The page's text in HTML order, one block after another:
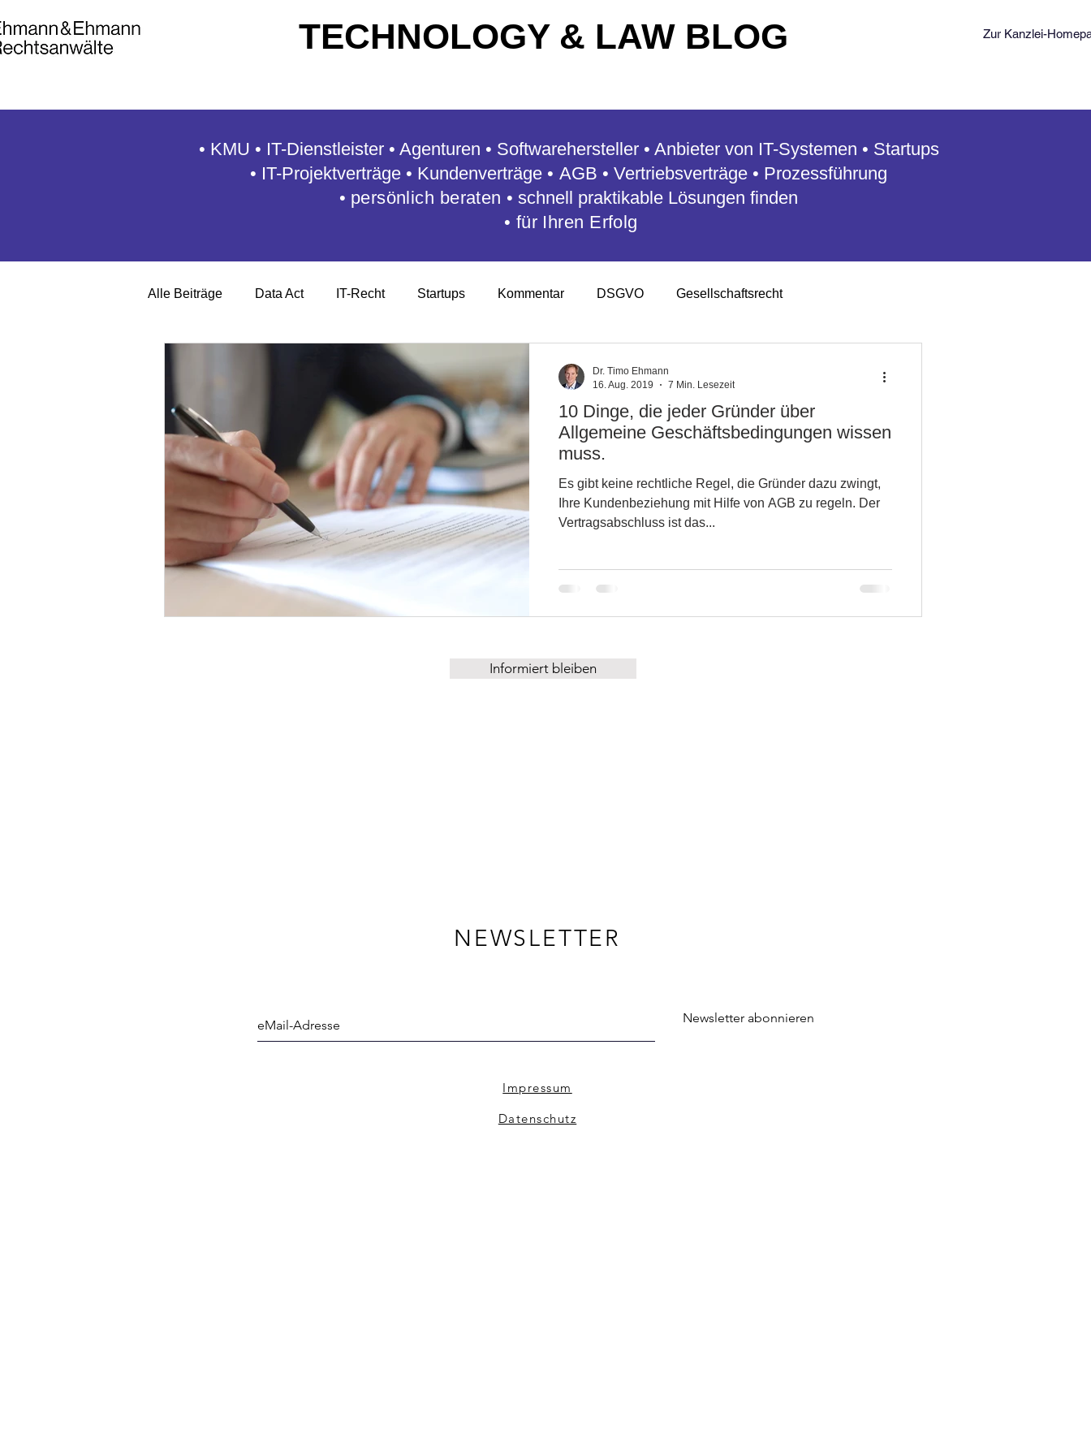
TECHNOLOGY & LAW BLOG Zur Kanzlei-
• KMU • IT-Dienstleister • Agenturen • Softwarehersteller • Anbieter von IT-Systemen • Startups
• IT-Projektverträge • Kundenverträge • AGB • Vertriebsverträge • Prozessführung
• persönlich beraten • schnell praktikable Lösungen finden
• für Ihren Erfolg
Alle Beiträge Data Act IT-Recht Startups Kommentar DSGVO Gesellschaftsrecht
Arbeitsrecht
IT-Projektvertrag Venture Capital IT-Projektvertrag
10 Dinge, die jeder Gründer über
Allgemeine Geschäftsbedingungen wissen
muss.
Es gibt keine rechtliche Regel, die Gründer dazu zwingt,
Ihre Kundenbeziehung mit Hilfe von AGB zu regeln. Der
Vertragsabschluss ist das...
Dr. Timo Ehmann
16. Aug. 2019
7 Min. Lesezeit
Informiert bleiben
Newsletter abonnieren
NEWSLETTER
Impressum
Datenschutz